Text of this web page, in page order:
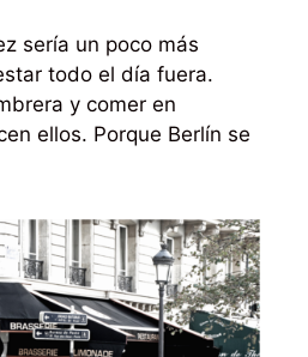
sería un poco más
todo el día fuera.
y comer en
ellos. Porque Berlín se